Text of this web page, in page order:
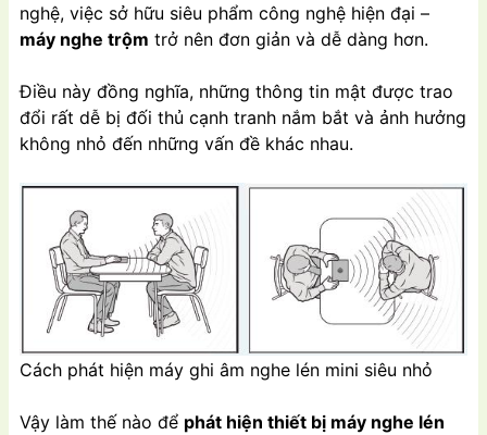
nghệ, việc sở hữu siêu phẩm công nghệ hiện đại –
máy nghe trộm trở nên đơn giản và dễ dàng hơn.
Điều này đồng nghĩa, những thông tin mật được trao
đổi rất dễ bị đối thủ cạnh tranh nắm bắt và ảnh hưởng
không nhỏ đến những vấn đề khác nhau.
Cách phát hiện máy ghi âm nghe lén mini siêu nhỏ
Vậy làm thế nào để phát hiện thiết bị máy nghe lén